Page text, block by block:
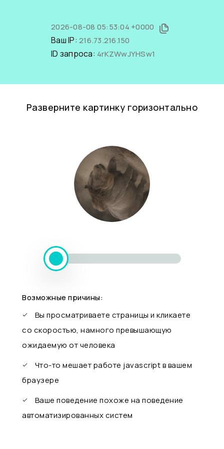
2026-08-08 05:53:04 +0000
Ваш IP: 216.73.216.150
ID запроса: 4rKZWwJYHSw1
Разверните картинку горизонтально
Возможные причины:
Вы просматриваете страницы и кликаете
со скоростью, намного превышающую
ожидаемую от человека
Что-то мешает работе javascript в вашем
браузере
Ваше поведение похоже на поведение
автоматизированных систем